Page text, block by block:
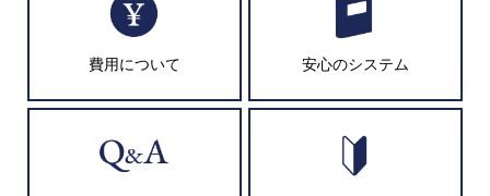
費用について 安心のシステム